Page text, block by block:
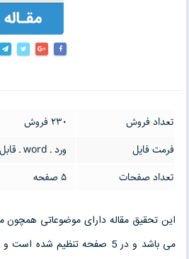
تعداد فروش
230 فروش
فرمت فایل
ورد ـ word ـ قابل ویرایش
تعداد صفحات
5 صفحه
این تحقیق مقاله دارای موضوعاتی همچون